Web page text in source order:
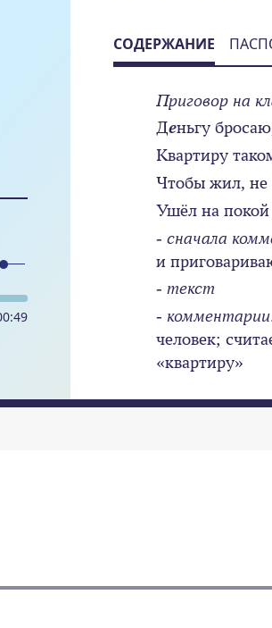
:49
СОДЕРЖАНИЕ
Приговор на
Деньгу
Квартиру
Чтобы жил, не
Ушёл на покой
- сначала
и
- текст
-
человек;
«квартиру»